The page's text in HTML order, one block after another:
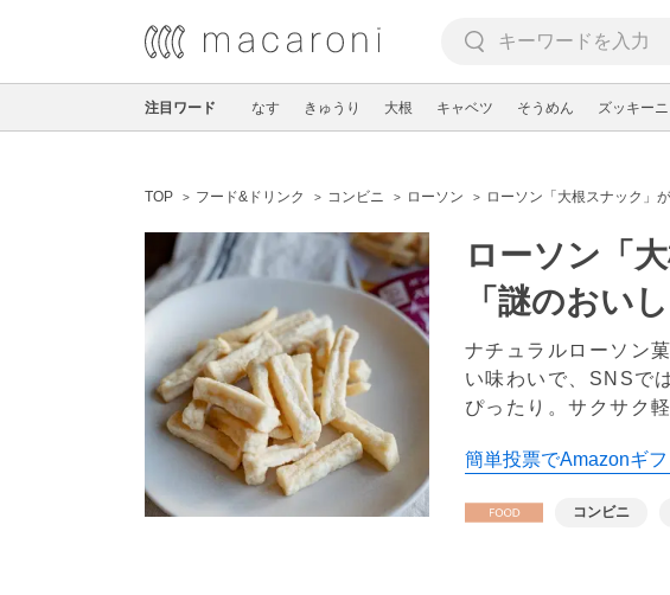
注目ワード なす きゅうり 大根 キャベツ そうめん ズッキーニ
TOP フード&ドリンク コンビニ ローソン ローソン「大根スナック」
ローソン「
「謎のおい
ナチュラルローソン
い味わいで、SNSで
ぴったり。サクサク
簡単投票でAmazonギフ
コンビニ